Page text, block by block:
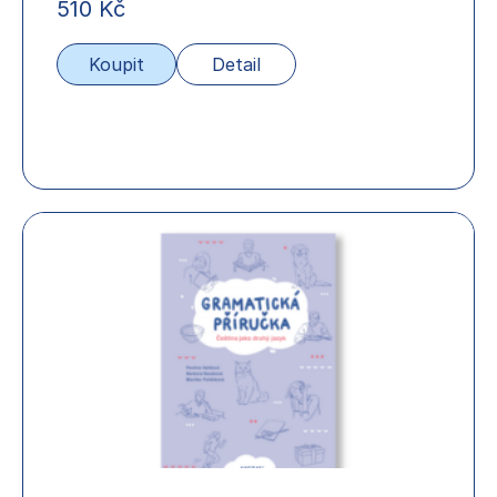
510 Kč
Koupit Detail
Gramatická příručka
Levou zadní III